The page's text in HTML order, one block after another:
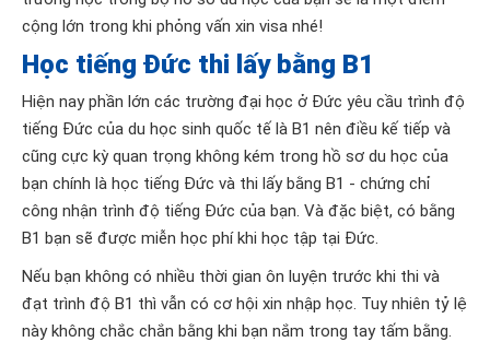
cộng lớn trong khi phỏng vấn xin visa nhé!
Học tiếng Đức thi lấy bằng B1
Hiện nay phần lớn các trường đại học ở Đức yêu cầu trình độ
tiếng Đức của du học sinh quốc tế là B1 nên điều kế tiếp và
cũng cực kỳ quan trọng không kém trong hồ sơ du học của
bạn chính là học tiếng Đức và thi lấy bằng B1 - chứng chỉ
công nhận trình độ tiếng Đức của bạn. Và đặc biệt, có bằng
B1 bạn sẽ được miễn học phí khi học tập tại Đức.
Nếu bạn không có nhiều thời gian ôn luyện trước khi thi và
đạt trình độ B1 thì vẫn có cơ hội xin nhập học. Tuy nhiên tỷ lệ
này không chắc chắn bằng khi bạn nắm trong tay tấm bằng.